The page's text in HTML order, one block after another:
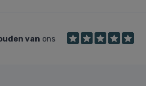
van ons